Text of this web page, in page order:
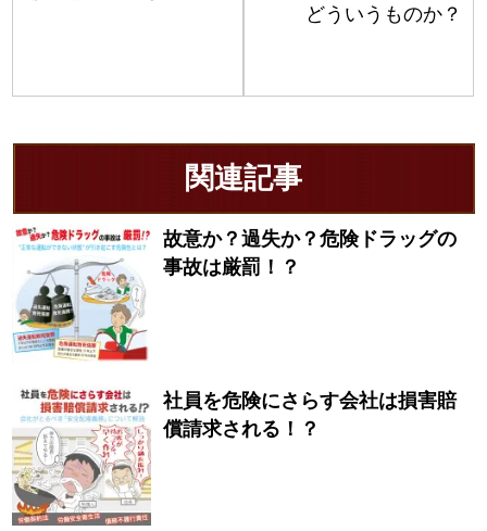
どういうものか？
関連記事
故意か？過失か？危険ドラッグの
事故は厳罰！？
社員を危険にさらす会社は損害賠
償請求される！？